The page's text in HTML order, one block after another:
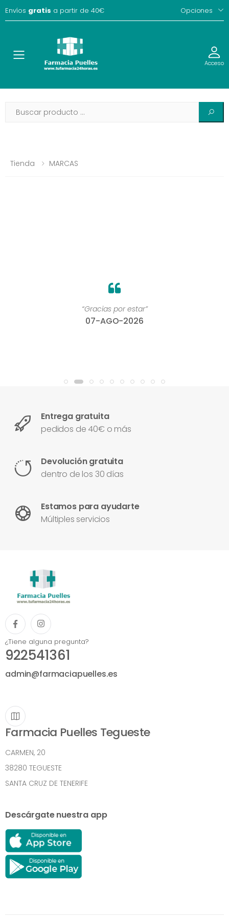
Envíos gratis a partir de 40€ Opciones
Toggle Acceso
Tienda MARCAS
“Gracias por estar”
07-AGO-2026
Entrega gratuita
pedidos de 40€ o más
Devolución gratuita
dentro de los 30 días
Estamos para ayudarte
Múltiples servicios
¿Tiene alguna pregunta?
922541361
admin@farmaciapuelles.es
Farmacia Puelles Tegueste
CARMEN, 20
38280 TEGUESTE
SANTA CRUZ DE TENERIFE
Descárgate nuestra app